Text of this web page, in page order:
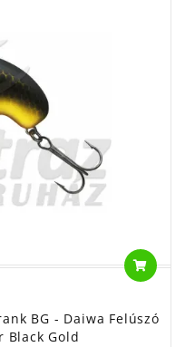
BG - Daiwa Felúszó
Black Gold